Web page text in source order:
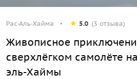
Рас-Аль-Хайма 5.0 (3 отзыва)
Живописное
сверхлёгком самолёте
эль-Хаймы